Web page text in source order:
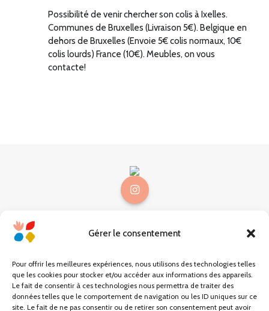
Gérer le consentement
Pour offrir les meilleures expériences, nous utilisons des technologies telles
que les cookies pour stocker et/ou accéder aux informations des appareils.
Le fait de consentir à ces technologies nous permettra de traiter des
données telles que le comportement de navigation ou les ID uniques sur ce
site. Le fait de ne pas consentir ou de retirer son consentement peut avoir
Possibilité de venir chercher son colis à Ixelles.
Communes de Bruxelles (Livraison 5€). Belgique en
dehors de Bruxelles (Envoie 5€ colis normaux, 10€
colis lourds) France (10€). Meubles, on vous
contacte!
@choses.be
Mon compte
Mon panier